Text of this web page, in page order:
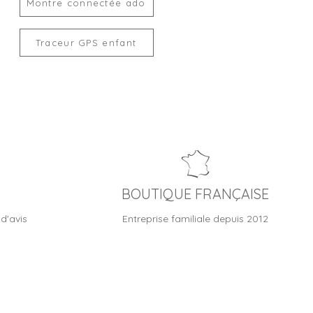
Montre connectée ado
Traceur GPS enfant
BOUTIQUE FRANÇAISE
Entreprise familiale depuis 2012